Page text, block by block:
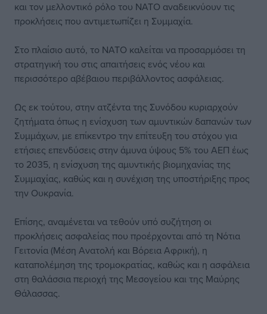
και τον μελλοντικό ρόλο του ΝΑΤΟ αναδεικνύουν τις
προκλήσεις που αντιμετωπίζει η Συμμαχία.
Στο πλαίσιο αυτό, το ΝΑΤΟ καλείται να προσαρμόσει τη
στρατηγική του στις απαιτήσεις ενός νέου και
περισσότερο αβέβαιου περιβάλλοντος ασφάλειας.
Ως εκ τούτου, στην ατζέντα της Συνόδου κυριαρχούν
ζητήματα όπως η ενίσχυση των αμυντικών δαπανών των
Συμμάχων, με επίκεντρο την επίτευξη του στόχου για
ετήσιες επενδύσεις στην άμυνα ύψους 5% του ΑΕΠ έως
το 2035, η ενίσχυση της αμυντικής βιομηχανίας της
Συμμαχίας, καθώς και η συνέχιση της υποστήριξης προς
την Ουκρανία.
Επίσης, αναμένεται να τεθούν υπό συζήτηση οι
προκλήσεις ασφαλείας που προέρχονται από τη Νότια
Γειτονία (Μέση Ανατολή και Βόρεια Αφρική), η
καταπολέμηση της τρομοκρατίας, καθώς και η ασφάλεια
στη θαλάσσια περιοχή της Μεσογείου και της Μαύρης
Θάλασσας.